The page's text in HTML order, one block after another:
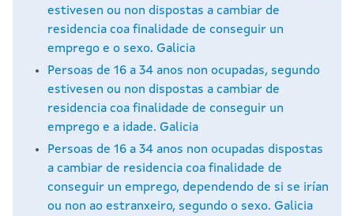
estivesen ou non dispostas a cambiar de
residencia coa finalidade de conseguir un
emprego e o sexo. Galicia
Persoas de 16 a 34 anos non ocupadas, segundo
estivesen ou non dispostas a cambiar de
residencia coa finalidade de conseguir un
emprego e a idade. Galicia
Persoas de 16 a 34 anos non ocupadas dispostas
a cambiar de residencia coa finalidade de
conseguir un emprego, dependendo de si se irían
ou non ao estranxeiro, segundo o sexo. Galicia